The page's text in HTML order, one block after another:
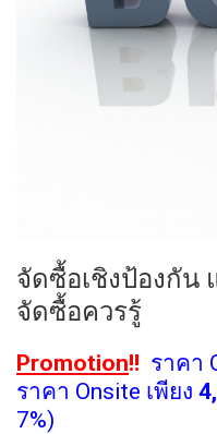
จัดซื้อเชิงป้องกัน
จัดซื้อควรรู้
Promotion!! ราคา
ราคา Onsite เพียง
7%)